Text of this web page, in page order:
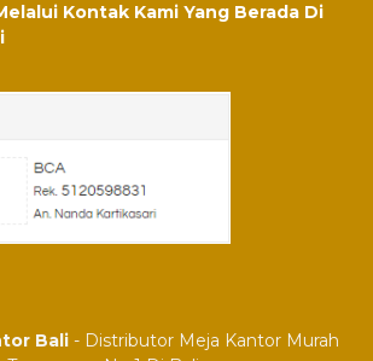
Kontak Kami Yang Berada Di
Bali- Distributor Meja Kantor Murah